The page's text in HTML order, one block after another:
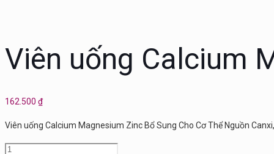
Viên uống Calcium
162.500 ₫
Viên uống Calcium Magnesium Zinc Bổ Sung Cho Cơ Thể Nguồn
Viên